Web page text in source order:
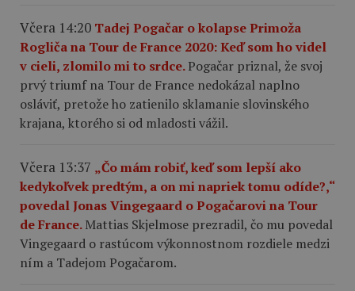
Včera 14:20 Tadej Pogačar o kolapse Primoža
Rogliča na Tour de France 2020: Keď som ho videl
v cieli, zlomilo mi to srdce.Pogačar priznal, že svoj
prvý triumf na Tour de France nedokázal naplno
osláviť, pretože ho zatienilo sklamanie slovinského
krajana, ktorého si od mladosti vážil.
Včera 13:37 „Čo mám robiť, keď som lepší ako
kedykoľvek predtým, a on mi napriek tomu odíde?,“
povedal Jonas Vingegaard o Pogačarovi na Tour
de France.Mattias Skjelmose prezradil, čo mu povedal
Vingegaard o rastúcom výkonnostnom rozdiele medzi
ním a Tadejom Pogačarom.